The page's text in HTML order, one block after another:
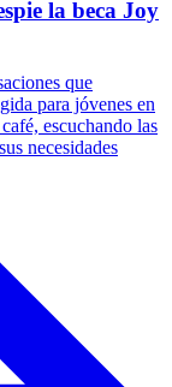
la beca Joy
que
para jóvenes en
escuchando las
necesidades